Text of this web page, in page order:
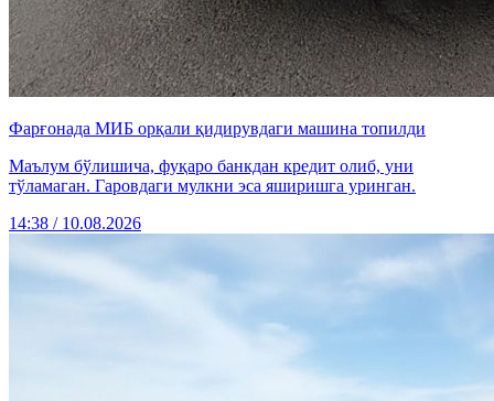
Фарғонада МИБ орқали қидирувдаги машина топилди
Маълум бўлишича, фуқаро банкдан кредит олиб, уни
тўламаган. Гаровдаги мулкни эса яширишга уринган.
14:38 / 10.08.2026